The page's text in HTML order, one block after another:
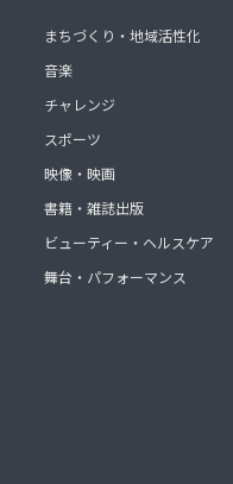
まちづくり・地域活性化
音楽
チャレンジ
スポーツ
映像・映画
書籍・雑誌出版
ビューティー・ヘルスケア
舞台・パフォーマンス